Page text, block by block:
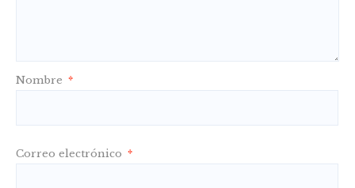
Nombre *
Correo electrónico *